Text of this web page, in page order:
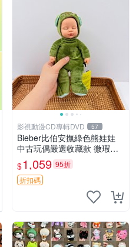
影視動漫CD專輯DVD 57
Bieber比伯安撫綠色熊娃娃
中古玩偶嚴選收藏款 微瑕輕
度使用 Bieber綠熊娃娃 中古
玩偶 微瑕
$1,059 95折
折扣碼